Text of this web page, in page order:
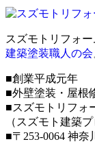
スズモトリフォ
建築塗装職人の会
■創業平成元年
■外壁塗装・屋根
■スズモトリフォ
（スズモト建築
■〒253-0064 神奈